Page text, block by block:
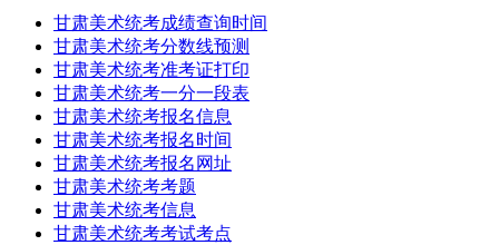
甘肃美术统考成绩查询时间
甘肃美术统考分数线预测
甘肃美术统考准考证打印
甘肃美术统考一分一段表
甘肃美术统考报名信息
甘肃美术统考报名时间
甘肃美术统考报名网址
甘肃美术统考考题
甘肃美术统考信息
甘肃美术统考考试考点